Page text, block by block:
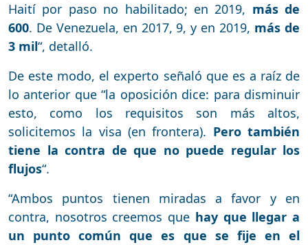
Haití por paso no habilitado; en 2019, más de
600. De Venezuela, en 2017, 9, y en 2019, más de
3 mil“, detalló.
De este modo, el experto señaló que es a raíz de
lo anterior que “la oposición dice: para disminuir
esto, como los requisitos son más altos,
solicitemos la visa (en frontera). Pero también
tiene la contra de que no puede regular los
flujos“.
“Ambos puntos tienen miradas a favor y en
contra, nosotros creemos que hay que llegar a
un punto común que es que se fije en el